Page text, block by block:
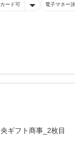
カード可 電子マネー